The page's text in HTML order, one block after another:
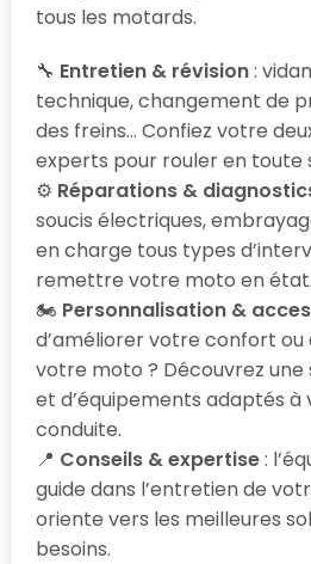
tous les motards.
🔧 Entretien & révision:
technique, changement de
des freins… Confiez votre
experts pour rouler en toute
⚙️ Réparations &
soucis électriques,
en charge tous types
remettre votre moto en état.
🏍️ Personnalisation &
d’améliorer votre confort ou
votre moto ? Découvrez
et d’équipements adaptés à
conduite.
📍 Conseils & expertise:
guide dans l’entretien de
oriente vers les meilleures
besoins.